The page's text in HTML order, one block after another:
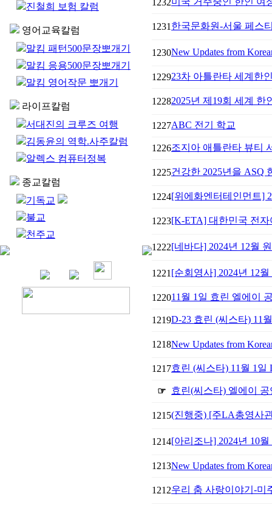
진철희 보험 칼럼
영어교육칼럼
말킴 패턴500문장뽀개기
말킴 응용500문장뽀개기
말킴 영어작문 뽀개기
라이프칼럼
서대진의 크루즈 여행
김동윤의 역학.사주칼럼
알렉스 컴퓨터정복
종교칼럼
기독교
불교
천주교
1232
1231 한국문화원-서울 페스
1230New Updates from
122923차 아틀란타 세계한
12282025년 제19회 세계 한
1227ABC 전기 학교
1226조지아 애틀란타 뷰티
1225건강한 2025년을 ASQ
1224[위에화엔터테인먼트]
1223[K-ETA] 대한민국 전자
1222[네바다] 2024년 12월
1221 [순회영사] 2024년 12
122011월 1일 효린 엘에이
1219D-23 효린 (씨스타) 11
1218New Updates from
1217효린 (씨스타) 11월 1일
☞ 효린(씨스타) 엘에이
1215(진행중) [주LA총영사
1214[아리조나] ​2024년 10
1213New Updates from
1212우리 춤 사랑이야기-미